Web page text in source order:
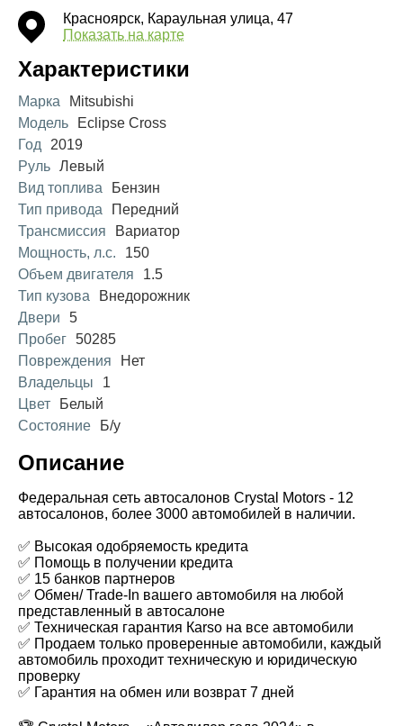
Красноярск, Караульная улица, 47
Показать на карте
Характеристики
Марка
Mitsubishi
Модель
Eclipse Cross
Год
2019
Руль Левый
Вид топлива
Бензин
Тип привода
Передний
Трансмиссия
Вариатор
Мощность, л.с.
150
Объем двигателя
1.5
Тип кузова
Внедорожник
Двери
5
Пробег 50285
Повреждения
Нет
Владельцы
1
Цвет
Белый
Состояние
Б/у
Описание
Федеральная сеть автосалонов Crystal Motors - 12
автосалонов, более 3000 автомобилей в наличии.
✅ Высокая одобряемость кредита
✅ Помощь в получении кредита
✅ 15 банков партнеров
✅ Обмен/ Trade-In вашего автомобиля на любой
представленный в автосалоне
✅ Техническая гарантия Каrsо на все автомобили
✅ Продаем только проверенные автомобили, каждый
автомобиль проходит техническую и юридическую
проверку
✅ Гарантия на обмен или возврат 7 дней